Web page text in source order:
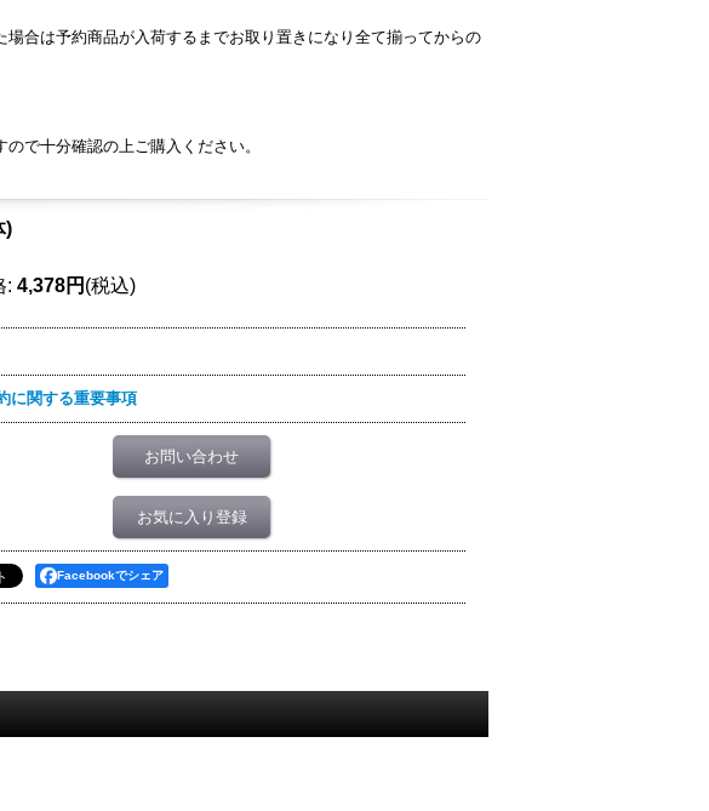
合は予約商品が入荷するまでお取り置きになり全て揃ってからの
で十分確認の上ご購入ください。
)
: 4,378円 (税込)
に関する重要事項
お問い合わせ
お気に入り登録
Facebookでシェア